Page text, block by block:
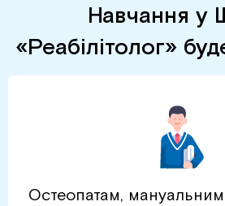
Навчання у
«Реабілітолог»
Остеопатам,